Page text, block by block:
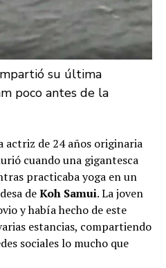
su última
poco antes de la
actriz de 24 años originaria
cuando una gigantesca
practicaba yoga en un
deKoh Samui. La joven
y había hecho de este
estancias, compartiendo
sociales lo mucho que